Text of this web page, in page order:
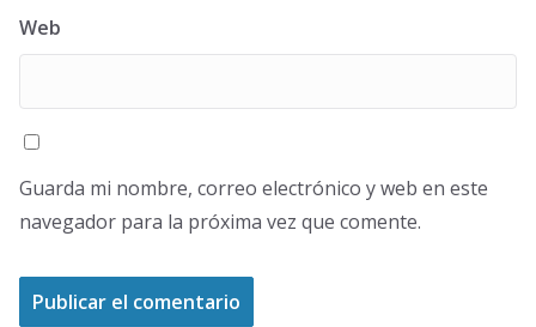
Web
Guarda mi nombre, correo electrónico y web en este
navegador para la próxima vez que comente.